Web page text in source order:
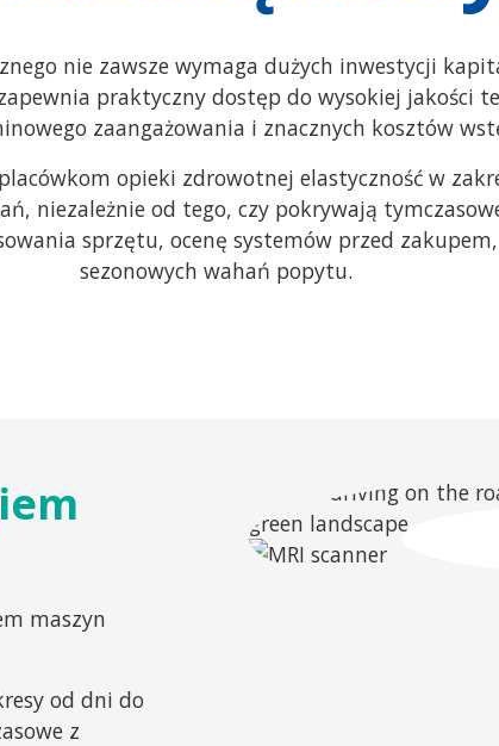
nie zawsze wymaga dużych inwestycji
praktyczny dostęp do wysokiej jakości
zaangażowania i znacznych kosztów
opieki zdrowotnej elastyczność w
niezależnie od tego, czy pokrywają
sprzętu, ocenę systemów przed
sezonowych wahań popytu.
maszyn
od dni do
z